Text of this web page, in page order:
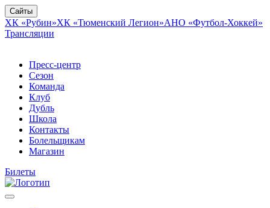
Сайты
ХК «Рубин»ХК «Тюменский Легион»АНО «Футбол-Хоккей»
Трансляции
Пресс-центр
Сезон
Команда
Клуб
Дубль
Школа
Контакты
Болельщикам
Магазин
Билеты